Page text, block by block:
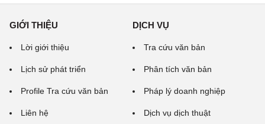
GIỚI THIỆU
Lời giới thiệu
Lịch sử phát triển
Profile Tra cứu văn bản
Liên hệ
DỊCH VỤ
Tra cứu văn bản
Phân tích văn bản
Pháp lý doanh nghiệp
Dịch vụ dịch thuật